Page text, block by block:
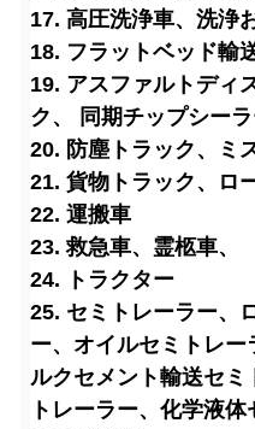
17. 高圧洗浄車、洗浄
18. フラットベッド輸
19. アスファルトディ
ク、 同期チップシー
20. 防塵トラック、ミ
21. 貨物トラック、ロ
22. 運搬車
23. 救急車、霊柩車、
24. トラクター
25. セミトレーラー、
ー、オイルセミトレ
ルクセメント輸送セミ
トレーラー、化学液